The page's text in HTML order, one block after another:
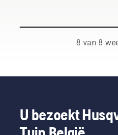
doelmatig
met uw
Husqvarna-
land. Zij
gebruikers.
8 van 8
U bezoekt